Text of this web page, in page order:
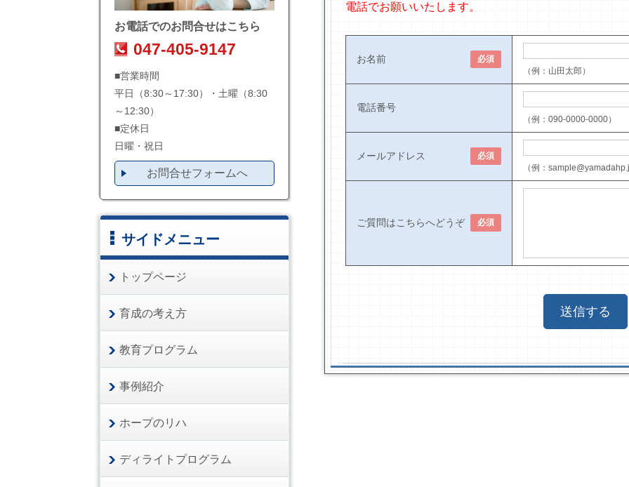
電話でお願いいたします。
お名前
必須
（例：山田太郎）
電話番号
（例：090-0000-0000）
メールアドレス
必須
（例：
ご質問はこちらへどうぞ 必須
お電話でのお問合せはこちら
047-405-9147
■営業時間
平日（8:30～17:30）・土曜（8:30
～12:30）
■定休日
日曜・祝日
お問合せフォームへ
サイドメニュー
トップページ
育成の考え方
教育プログラム
事例紹介
ホープのリハ
ディライトプログラム